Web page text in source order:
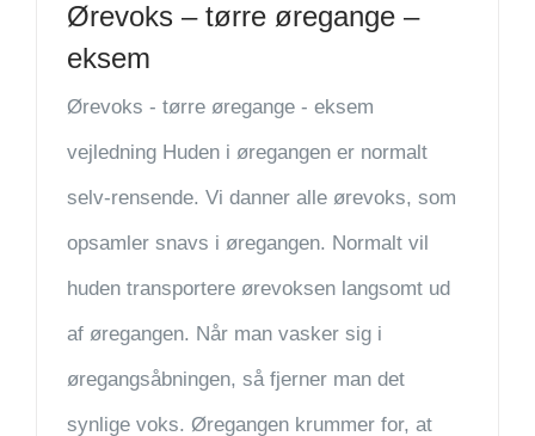
Ørevoks – tørre øregange –
eksem
Ørevoks - tørre øregange - eksem
vejledning Huden i øregangen er normalt
selv-rensende. Vi danner alle ørevoks, som
opsamler snavs i øregangen. Normalt vil
huden transportere ørevoksen langsomt ud
af øregangen. Når man vasker sig i
øregangsåbningen, så fjerner man det
synlige voks. Øregangen krummer for, at